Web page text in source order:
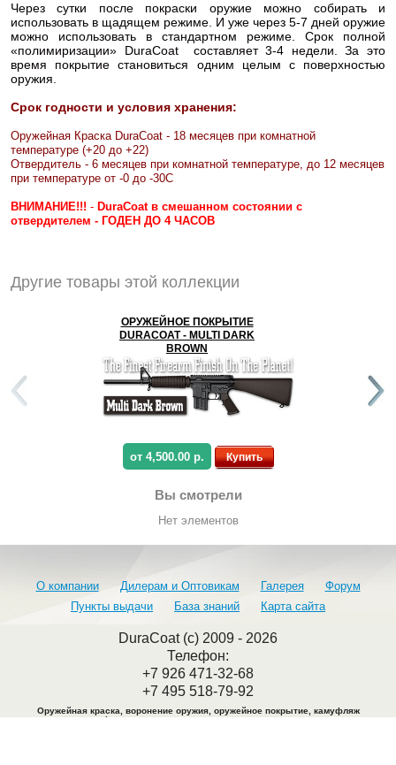
Через сутки после покраски оружие можно собирать и
использовать в щадящем режиме. И уже через 5-7 дней оружие
можно использовать в стандартном режиме. Срок полной
«полимиризации» DuraCoat составляет 3-4 недели. За это
время покрытие становиться одним целым с поверхностью
оружия.
Срок годности и условия хранения:
Оружейная Краска DuraCoat - 18 месяцев при комнатной
температуре (+20 до +22)
Отвердитель - 6 месяцев при комнатной температуре, до 12 месяцев
при температуре от -0 до -30С
ВНИМАНИЕ!!! - DuraCoat в смешанном состоянии с
отвердителем - ГОДЕН ДО 4 ЧАСОВ
Другие товары этой коллекции
ОРУЖЕЙНОЕ ПОКРЫТИЕ
DURACOAT - MULTI DARK
BROWN
от 4,500.00 р. Купить
Вы смотрели
Нет элементов
О компании Дилерам и Оптовикам Галерея
Форум
Пункты выдачи
База знаний Карта сайта
DuraCoat (c) 2009 - 2026
Телефон:
+7 926 471-32-68
+7 495 518-79-92
Оружейная краска, воронение оружия, оружейное покрытие, камуфляж
оружия, камуфляжная краска, воронение металла, покраска оружия.